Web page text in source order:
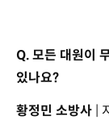
Q. 모든 대원이
있나요?
황정민 소방사|